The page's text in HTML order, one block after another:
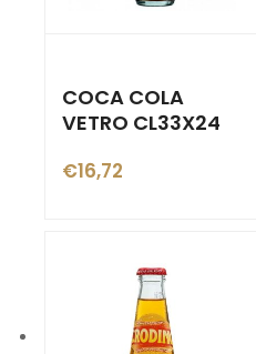
COCA COLA
VETRO CL33X24
€16,72